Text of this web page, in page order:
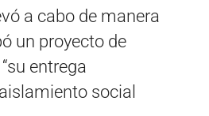
a cabo de manera
un proyecto de
entrega
social